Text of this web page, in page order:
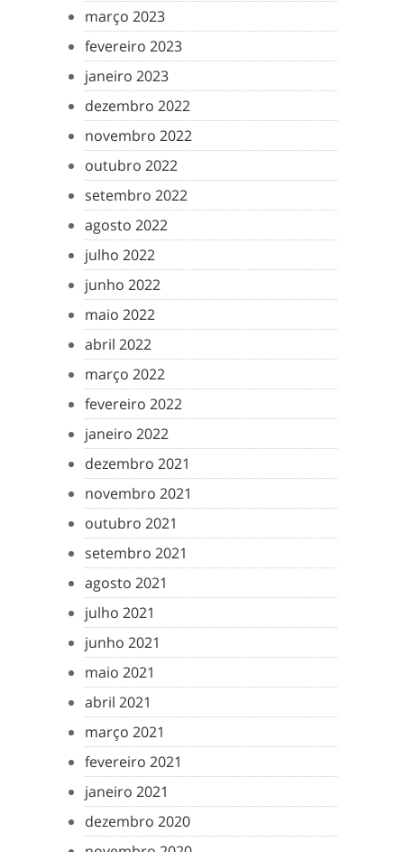
março 2023
fevereiro 2023
janeiro 2023
dezembro 2022
novembro 2022
outubro 2022
setembro 2022
agosto 2022
julho 2022
junho 2022
maio 2022
abril 2022
março 2022
fevereiro 2022
janeiro 2022
dezembro 2021
novembro 2021
outubro 2021
setembro 2021
agosto 2021
julho 2021
junho 2021
maio 2021
abril 2021
março 2021
fevereiro 2021
janeiro 2021
dezembro 2020